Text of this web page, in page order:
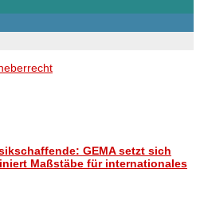
GEMA setzt sich
Maßstäbe für internationales